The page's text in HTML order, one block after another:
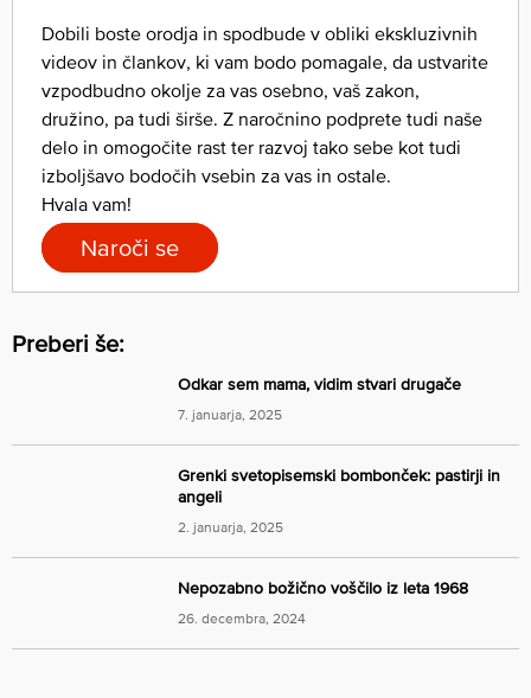
Dobili boste orodja in spodbude v obliki ekskluzivnih
videov in člankov, ki vam bodo pomagale, da ustvarite
vzpodbudno okolje za vas osebno, vaš zakon,
družino, pa tudi širše. Z naročnino podprete tudi naše
delo in omogočite rast ter razvoj tako sebe kot tudi
izboljšavo bodočih vsebin za vas in ostale.
Hvala vam!
Naroči se
Preberi še:
Odkar sem mama, vidim stvari drugače
7. januarja, 2025
Grenki svetopisemski bombonček: pastirji in
angeli
2. januarja, 2025
Nepozabno božično voščilo iz leta 1968
26. decembra, 2024